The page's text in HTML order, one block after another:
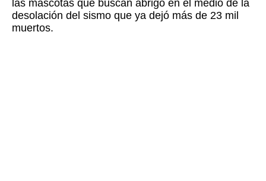
las mascotas que buscan abrigo en el medio de la
desolación del sismo que ya dejó más de 23 mil
muertos.